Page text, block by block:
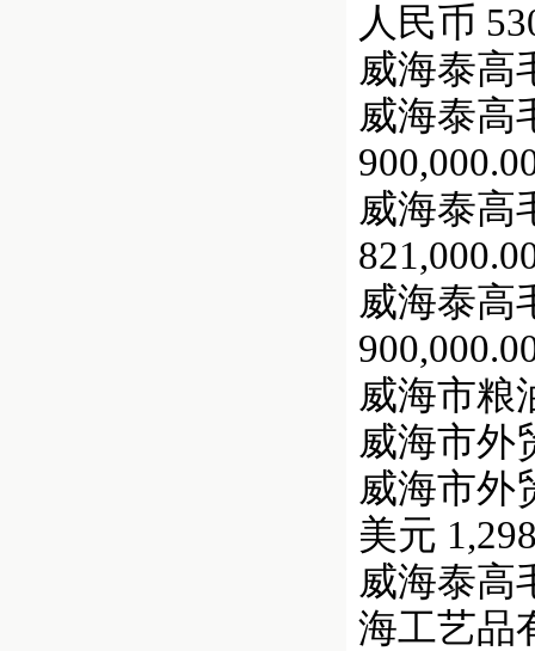
人民币
威海泰高
威海泰高
威海泰高
威海泰高
威海市粮
威海市外
威海市外
美元
威海泰高
海工艺品